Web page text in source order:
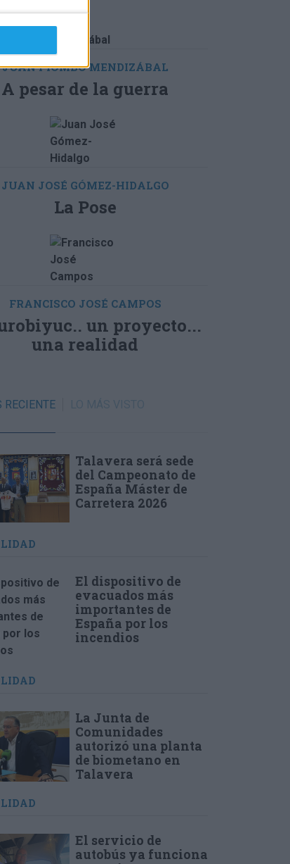
JUAN PIOMBO MENDIZÁBAL
A pesar de la guerra
JUAN JOSÉ GÓMEZ-HIDALGO
La Pose
FRANCISCO JOSÉ CAMPOS
un proyecto...
una realidad
RECIENTE
Talavera será sede
del Campeonato de
España Máster de
Carretera 2026
El dispositivo de
evacuados más
importantes de
España por los
incendios
La Junta de
Comunidades
autorizó una planta
de biometano en
Talavera
El servicio de
autobús ya funciona